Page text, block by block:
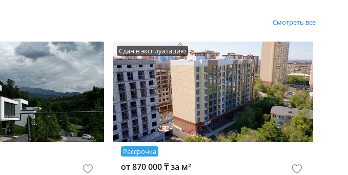
Смотреть все
Сдан в эксплуатацию
Рассрочка
от 870 000 ₸ за м²